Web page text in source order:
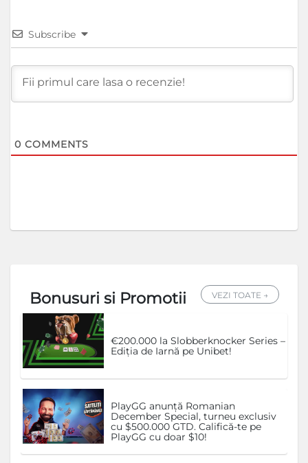
Subscribe
0 COMMENTS
Bonusuri si Promotii VEZI TOATE →
€200.000 la Slobberknocker Series –
Ediția de Iarnă pe Unibet!
PlayGG anunță Romanian
December Special, turneu exclusiv
cu $500.000 GTD. Califică-te pe
PlayGG cu doar $10!